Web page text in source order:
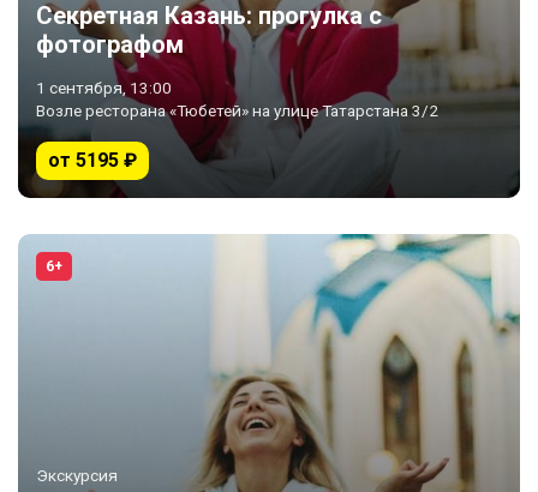
Секретная Казань: прогулка с
фотографом
1 сентября, 13:00
Возле ресторана «Тюбетей» на улице Татарстана 3/2
от 5195 ₽
6+
Экскурсия